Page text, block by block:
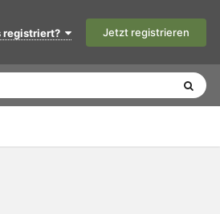
registriert? Jetzt registrieren